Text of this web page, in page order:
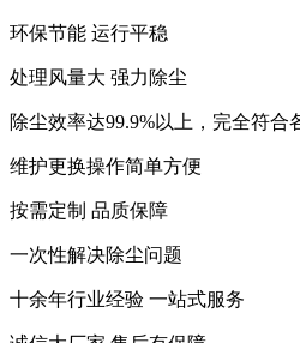
环保节能 运行平稳
处理风量大 强力除尘
除尘效率达99.9%以上，完全符合
维护更换操作简单方便
按需定制 品质保障
一次性解决除尘问题
十余年行业经验 一站式服务